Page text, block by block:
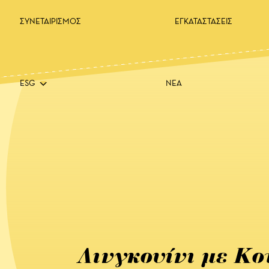
ΣΥΝΕΤΑΙΡΙΣΜΟΣ ΕΓΚΑΤΑΣΤΑΣΕΙΣ
ESG ΝΕΑ
Λινγκουίνι με